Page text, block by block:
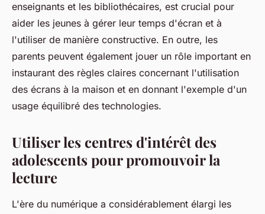
enseignants et les bibliothécaires, est crucial pour
aider les jeunes à gérer leur temps d'écran et à
l'utiliser de manière constructive. En outre, les
parents peuvent également jouer un rôle important en
instaurant des règles claires concernant l'utilisation
des écrans à la maison et en donnant l'exemple d'un
usage équilibré des technologies.
Utiliser les centres d'intérêt des
adolescents pour promouvoir la
lecture
L'ère du numérique a considérablement élargi les